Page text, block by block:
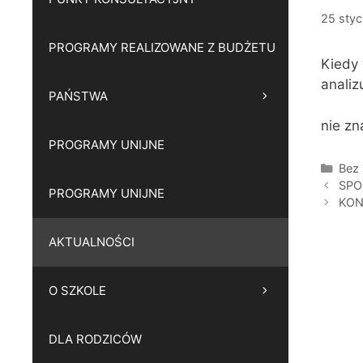
25
Kiedy
nie
Bez
PROGRAMY REALIZOWANE Z BUDŻETU
PAŃSTWA
PROGRAMY UNIJNE
PROGRAMY UNIJNE
AKTUALNOŚCI
O SZKOLE
DLA RODZICÓW